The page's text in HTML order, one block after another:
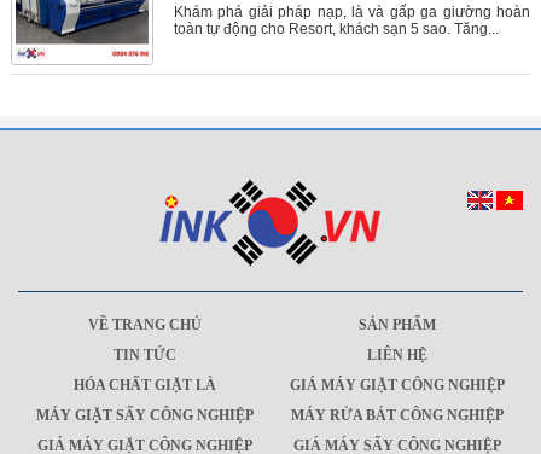
Khám phá giải pháp nạp, là và gấp ga giường hoàn
toàn tự động cho Resort, khách sạn 5 sao. Tăng...
VỀ TRANG CHỦ
SẢN PHẨM
TIN TỨC
LIÊN HỆ
HÓA CHẤT GIẶT LÀ
GIÁ MÁY GIẶT CÔNG NGHIỆP
MÁY GIẶT SẤY CÔNG NGHIỆP
MÁY RỬA BÁT CÔNG NGHIỆP
GIÁ MÁY GIẶT CÔNG NGHIỆP
GIÁ MÁY SẤY CÔNG NGHIỆP